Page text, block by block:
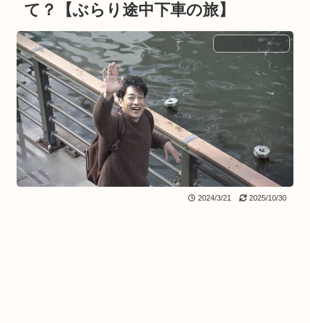
て？【ぶらり途中下車の旅】
ぶらり途中下車の旅
2024/3/21 2025/10/30